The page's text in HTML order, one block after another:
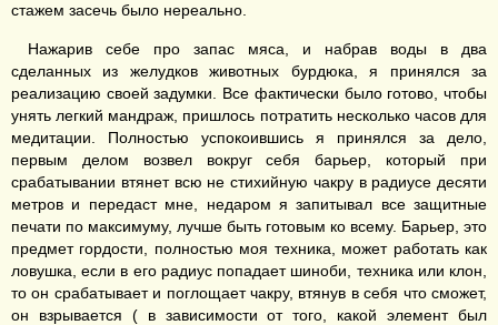
стажем засечь было нереально.
Нажарив себе про запас мяса, и набрав воды в два
сделанных из желудков животных бурдюка, я принялся за
реализацию своей задумки. Все фактически было готово, чтобы
унять легкий мандраж, пришлось потратить несколько часов для
медитации. Полностью успокоившись я принялся за дело,
первым делом возвел вокруг себя барьер, который при
срабатывании втянет всю не стихийную чакру в радиусе десяти
метров и передаст мне, недаром я запитывал все защитные
печати по максимуму, лучше быть готовым ко всему. Барьер, это
предмет гордости, полностью моя техника, может работать как
ловушка, если в его радиус попадает шиноби, техника или клон,
то он срабатывает и поглощает чакру, втянув в себя что сможет,
он взрывается ( в зависимости от того, какой элемент был